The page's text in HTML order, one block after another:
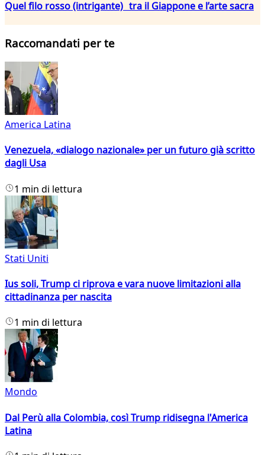
Quel filo rosso (intrigante) tra il Giappone e l’arte sacra
Raccomandati per te
America Latina
Venezuela, «dialogo nazionale» per un futuro già scritto
dagli Usa
1 min di lettura
Stati Uniti
Ius soli, Trump ci riprova e vara nuove limitazioni alla
cittadinanza per nascita
1 min di lettura
Mondo
Dal Perù alla Colombia, così Trump ridisegna l'America
Latina